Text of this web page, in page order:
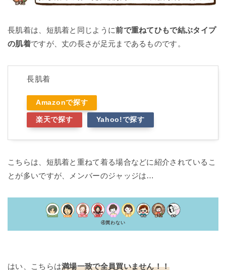
長肌着は、短肌着と同じように前で重ねてひもで結ぶタイプ
の肌着ですが、丈の長さが足元まであるものです。
長肌着
Amazonで探す
楽天で探す Yahoo!で探す
こちらは、短肌着と重ねて着る場合などに紹介されているこ
とが多いですが、メンバーのジャッジは…
④買わない
はい、こちらは満場一致で全員買いません！！